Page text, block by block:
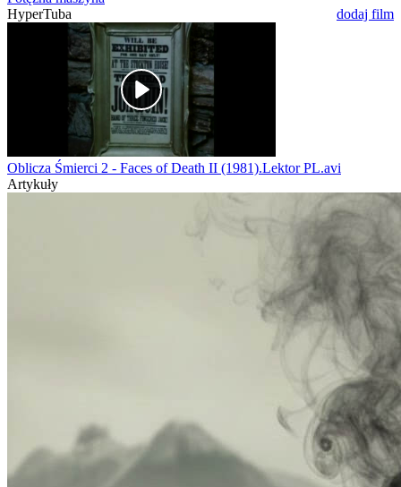
HyperTuba
dodaj film
Oblicza Śmierci 2 - Faces of Death II (1981).Lektor PL.avi
Artykuły